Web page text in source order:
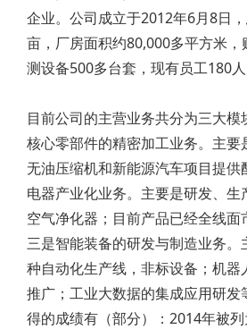
企业。公司成立于2012年6月8日
亩，厂房面积约80,000多平方米
测设备500多台套，现有员工180人
目前公司的主营业务共分为三大
核心零部件的精密加工业务。主要
无油压缩机和新能源汽车项目提供
电器产业化业务。主要是研发、生
空气净化器；目前产品已经全线面
三是智能装备的研发与制造业务。
种自动化生产线，非标设备；机器
推广；工业大数据的集成应用研发
得的成绩有（部分）：2014年被